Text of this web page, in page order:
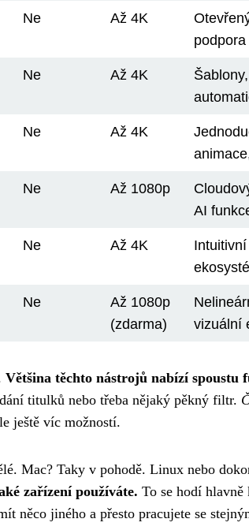
Ne Až 4K
Ne Až 4K
Ne Až 4K
Ne Až 1080p
AI
Ne Až 4K
Ne
Až 1080p
(zdarma)
vizuální
Většina těchto nástrojů nabízí spoustu
titulků nebo třeba nějaký pěkný filtr.
ještě víc možností.
Mac? Taky v pohodě. Linux nebo
zařízení používáte. To se hodí hlavně
něco jiného a přesto pracujete se